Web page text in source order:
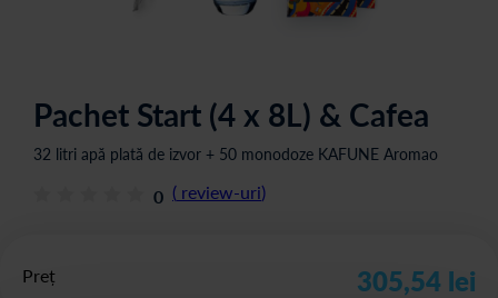
Pachet Start (4 x 8L) & Cafea
32 litri apă plată de izvor + 50 monodoze KAFUNE Aromao
0 ( review-uri)
Preț 305,54 lei